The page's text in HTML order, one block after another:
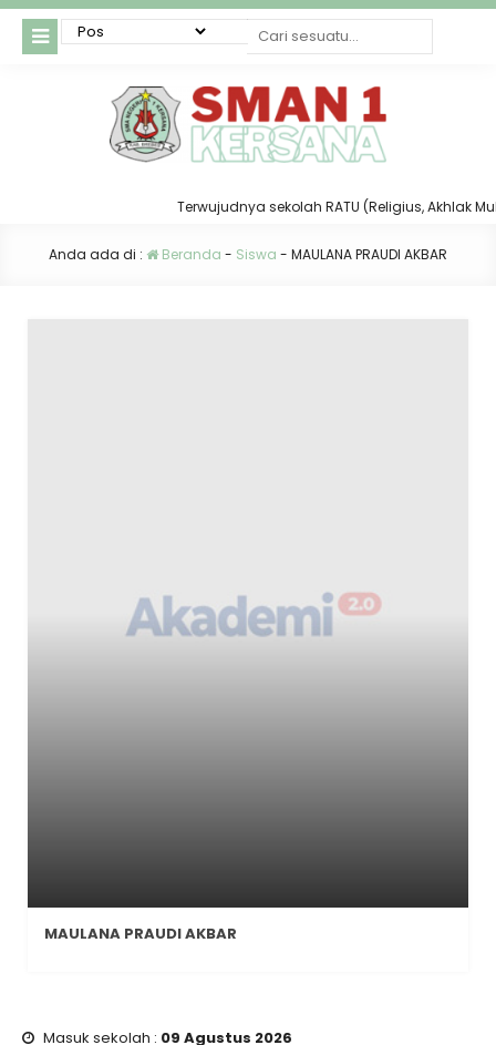
Terwujudnya sekolah RATU (Religius, Akhlak
Anda ada di : Beranda - Siswa - MAULANA PRAUDI AKBAR
MAULANA PRAUDI AKBAR
Masuk sekolah : 09 Agustus 2026